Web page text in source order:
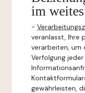
im
-
veranlasst, Ihre
verarbeiten, um
Verfolgung
gewährleisten,